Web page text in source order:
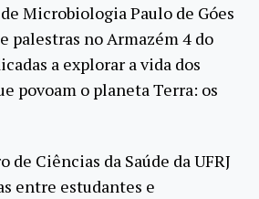
Microbiologia Paulo de Góes
palestras no Armazém 4 do
a explorar a vida dos
povoam o planeta Terra: os
de Ciências da Saúde da UFRJ
entre estudantes e